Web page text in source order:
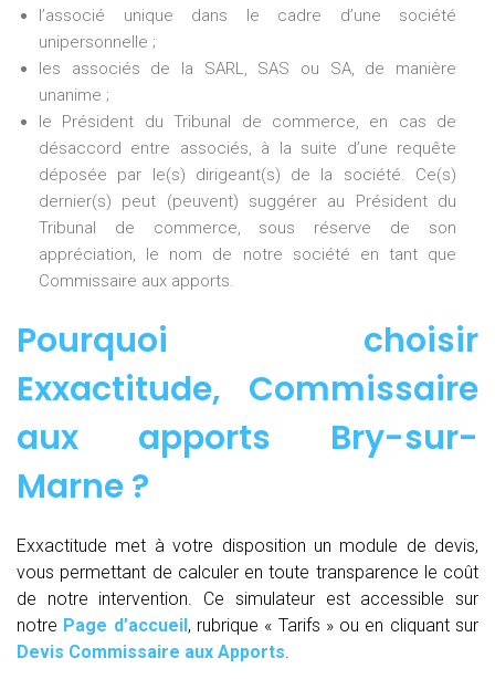
l’associé unique dans le cadre d’une société
unipersonnelle ;
les associés de la SARL, SAS ou SA, de manière
unanime ;
le Président du Tribunal de commerce, en cas de
désaccord entre associés, à la suite d’une requête
déposée par le(s) dirigeant(s) de la société. Ce(s)
dernier(s) peut (peuvent) suggérer au Président du
Tribunal de commerce, sous réserve de son
appréciation, le nom de notre société en tant que
Commissaire aux apports.
Pourquoi choisir
Exxactitude, Commissaire
aux apports Bry-sur-
Marne?
Exxactitude met à votre disposition un module de devis,
vous permettant de calculer en toute transparence le coût
de notre intervention. Ce simulateur est accessible sur
notre Page d’accueil, rubrique « Tarifs » ou en cliquant sur
Devis Commissaire aux Apports.